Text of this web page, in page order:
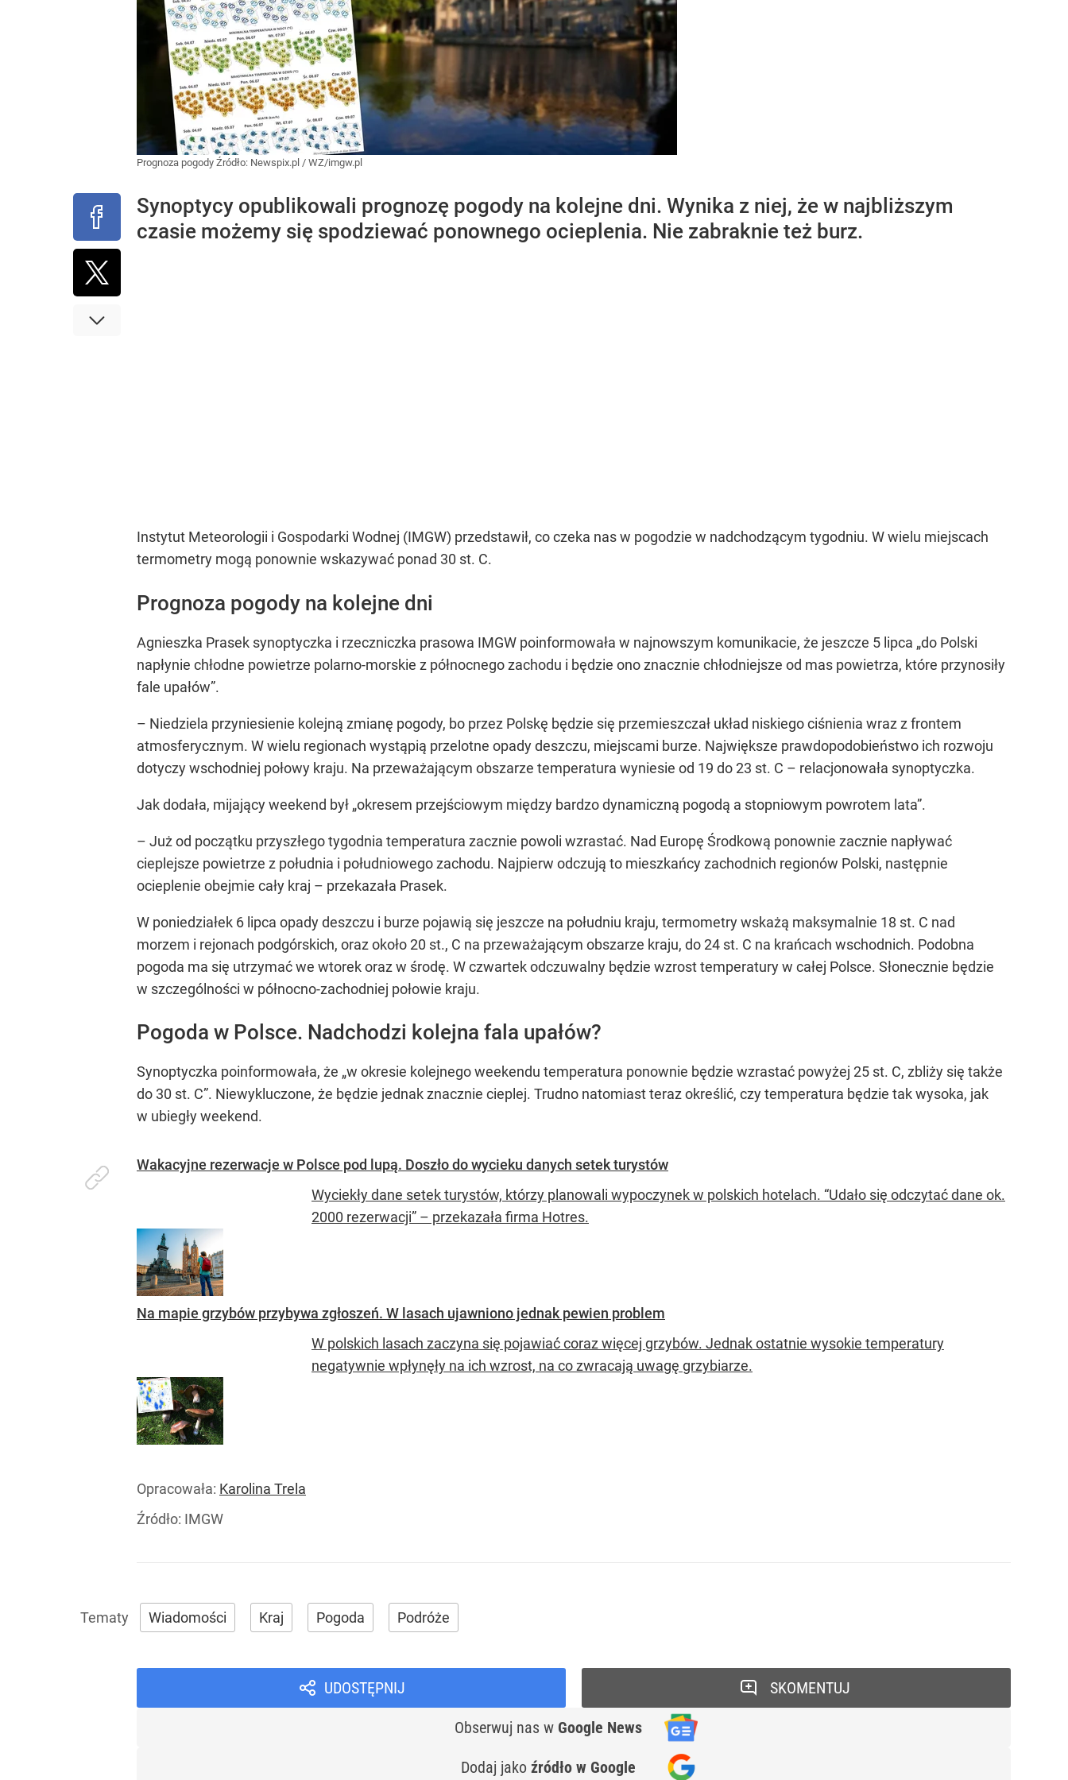
Prognoza pogody Źródło: Newspix.pl / WZ/imgw.pl
Synoptycy opublikowali prognozę pogody na kolejne dni. Wynika z niej, że w najbliższym
czasie możemy się spodziewać ponownego ocieplenia. Nie zabraknie też burz.
Instytut Meteorologii i Gospodarki Wodnej (IMGW) przedstawił, co czeka nas w pogodzie w nadchodzącym tygodniu. W wielu miejscach
termometry mogą ponownie wskazywać ponad 30 st. C.
Prognoza pogody na kolejne dni
Agnieszka Prasek synoptyczka i rzeczniczka prasowa IMGW poinformowała w najnowszym komunikacie, że jeszcze 5 lipca „do Polski
napłynie chłodne powietrze polarno-morskie z północnego zachodu i będzie ono znacznie chłodniejsze od mas powietrza, które przynosiły
fale upałów”.
– Niedziela przyniesienie kolejną zmianę pogody, bo przez Polskę będzie się przemieszczał układ niskiego ciśnienia wraz z frontem
atmosferycznym. W wielu regionach wystąpią przelotne opady deszczu, miejscami burze. Największe prawdopodobieństwo ich rozwoju
dotyczy wschodniej połowy kraju. Na przeważającym obszarze temperatura wyniesie od 19 do 23 st. C – relacjonowała synoptyczka.
Jak dodała, mijający weekend był „okresem przejściowym między bardzo dynamiczną pogodą a stopniowym powrotem lata”.
– Już od początku przyszłego tygodnia temperatura zacznie powoli wzrastać. Nad Europę Środkową ponownie zacznie napływać
cieplejsze powietrze z południa i południowego zachodu. Najpierw odczują to mieszkańcy zachodnich regionów Polski, następnie
ocieplenie obejmie cały kraj – przekazała Prasek.
W poniedziałek 6 lipca opady deszczu i burze pojawią się jeszcze na południu kraju, termometry wskażą maksymalnie 18 st. C nad
morzem i rejonach podgórskich, oraz około 20 st., C na przeważającym obszarze kraju, do 24 st. C na krańcach wschodnich. Podobna
pogoda ma się utrzymać we wtorek oraz w środę. W czwartek odczuwalny będzie wzrost temperatury w całej Polsce. Słonecznie będzie
w szczególności w północno-zachodniej połowie kraju.
Pogoda w Polsce. Nadchodzi kolejna fala upałów?
Synoptyczka poinformowała, że „w okresie kolejnego weekendu temperatura ponownie będzie wzrastać powyżej 25 st. C, zbliży się także
do 30 st. C”. Niewykluczone, że będzie jednak znacznie cieplej. Trudno natomiast teraz określić, czy temperatura będzie tak wysoka, jak
w ubiegły weekend.
Wakacyjne rezerwacje w Polsce pod lupą. Doszło do wycieku danych setek turystów
Wyciekły dane setek turystów, którzy planowali wypoczynek w polskich hotelach. “Udało się odczytać dane ok.
2000 rezerwacji” – przekazała firma Hotres.
Na mapie grzybów przybywa zgłoszeń. W lasach ujawniono jednak pewien problem
W polskich lasach zaczyna się pojawiać coraz więcej grzybów. Jednak ostatnie wysokie temperatury
negatywnie wpłynęły na ich wzrost, na co zwracają uwagę grzybiarze.
Opracowała: Karolina Trela
Źródło: IMGW
Wiadomości Kraj Pogoda Podróże
UDOSTĘPNIJ
Obserwuj nas w Google News
Dodaj jako źródło w Google
SKOMENTUJ